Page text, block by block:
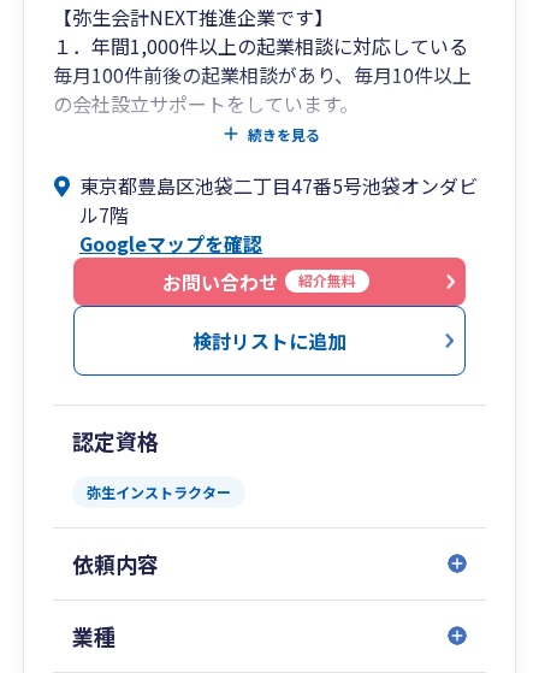
【弥生会計NEXT推進企業です】
１．年間1,000件以上の起業相談に対応している
毎月100件前後の起業相談があり、毎月10件以上
の会社設立サポートをしています。
い」ということや「会社設立の手続きをサポート
してほしい」などオーソドックスな相談から「1
日で会社設立したい」「副業で法人化したい」
「とにかく社長になりたい。しかし事業内容は決
まってない」など相談の内容は様々です。
2.面談はご来社又はZOOM、連絡は電話メールチ
国対応できているのはお問合せ時にLINE（ライ
ン）やオンライン面談としてZOOM（ズーム）や
Google Meet（グーグルミート）の活用やチャッ
トワークやを活用してるためです。
オンライン面談では私どもの顔を見えるようにし
て、画面共有するなどしながら臨場感ある形でサ
ポートしております。
お客様から「直接会ったことはないけど、本当に
続きを見る
東京都豊島区池袋二丁目47番5号池袋オンダビ
ル7階
Googleマップを確認
お問い合わせ
紹介無料
検討リストに追加
認定資格
弥生インストラクター
依頼内容
業種